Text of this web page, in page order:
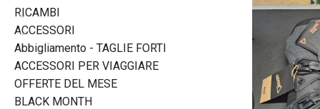
RICAMBI
ACCESSORI
Abbigliamento - TAGLIE FORTI
ACCESSORI PER VIAGGIARE
OFFERTE DEL MESE
BLACK MONTH